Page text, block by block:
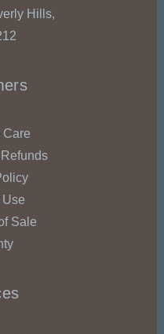
Hills,
Care
Use
Sale